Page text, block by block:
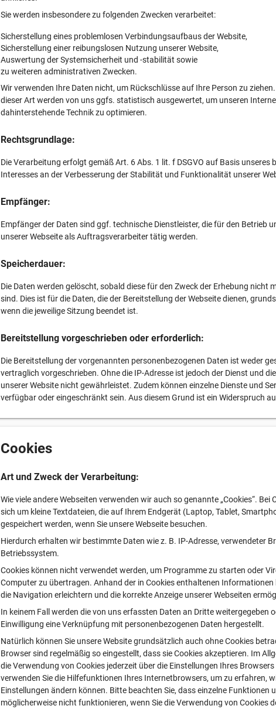
Sie werden insbesondere zu folgenden Zwecken verarbeitet:
Sicherstellung eines problemlosen Verbindungsaufbaus der Website,
Sicherstellung einer reibungslosen Nutzung unserer Website,
Auswertung der Systemsicherheit und -stabilität sowie
zu weiteren administrativen Zwecken.
Wir verwenden Ihre Daten nicht, um Rückschlüsse auf Ihre Person zu
dieser Art werden von uns ggfs. statistisch ausgewertet, um unseren
dahinterstehende Technik zu optimieren.
Rechtsgrundlage:
Die Verarbeitung erfolgt gemäß Art. 6 Abs. 1 lit. f DSGVO auf Basis unseres
Interesses an der Verbesserung der Stabilität und Funktionalität unserer
Empfänger:
Empfänger der Daten sind ggf. technische Dienstleister, die für den Betrieb
unserer Webseite als Auftragsverarbeiter tätig werden.
Speicherdauer:
Die Daten werden gelöscht, sobald diese für den Zweck der Erhebung nicht
sind. Dies ist für die Daten, die der Bereitstellung der Webseite dienen,
wenn die jeweilige Sitzung beendet ist.
Bereitstellung vorgeschrieben oder erforderlich:
Die Bereitstellung der vorgenannten personenbezogenen Daten ist weder
vertraglich vorgeschrieben. Ohne die IP-Adresse ist jedoch der Dienst und
unserer Website nicht gewährleistet. Zudem können einzelne Dienste und
verfügbar oder eingeschränkt sein. Aus diesem Grund ist ein Widerspruch
Cookies
Art und Zweck der Verarbeitung:
Wie viele andere Webseiten verwenden wir auch so genannte „Cookies“. Bei
sich um kleine Textdateien, die auf Ihrem Endgerät (Laptop, Tablet,
gespeichert werden, wenn Sie unsere Webseite besuchen.
Hierdurch erhalten wir bestimmte Daten wie z. B. IP-Adresse, verwendeter
Betriebssystem.
Cookies können nicht verwendet werden, um Programme zu starten oder
Computer zu übertragen. Anhand der in Cookies enthaltenen Informationen
die Navigation erleichtern und die korrekte Anzeige unserer Webseiten
In keinem Fall werden die von uns erfassten Daten an Dritte weitergegeben
Einwilligung eine Verknüpfung mit personenbezogenen Daten hergestellt.
Natürlich können Sie unsere Website grundsätzlich auch ohne Cookies
Browser sind regelmäßig so eingestellt, dass sie Cookies akzeptieren. Im
die Verwendung von Cookies jederzeit über die Einstellungen Ihres
verwenden Sie die Hilfefunktionen Ihres Internetbrowsers, um zu erfahren,
Einstellungen ändern können. Bitte beachten Sie, dass einzelne Funktionen
möglicherweise nicht funktionieren, wenn Sie die Verwendung von Cookies